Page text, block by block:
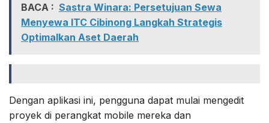
BACA : Sastra Winara: Persetujuan Sewa
Menyewa ITC Cibinong Langkah Strategis
Optimalkan Aset Daerah
Dengan aplikasi ini, pengguna dapat mulai mengedit
proyek di perangkat mobile mereka dan